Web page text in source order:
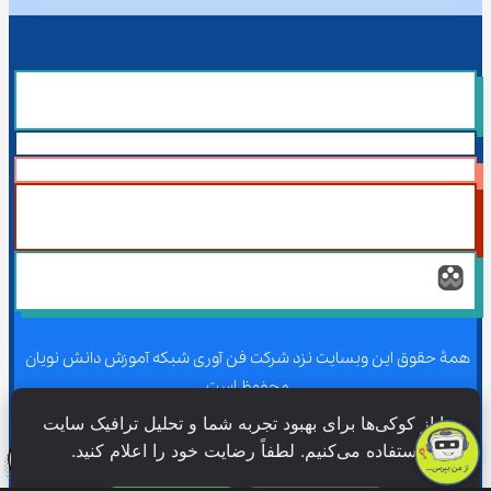
همۀ حقوق این وبسایت نزد شرکت فن آوری شبکه آموزش دانش نویان
محفوظ است.
همۀ حقوق این وبسایت نزد شرکت فن آوری شبکه آموزش دانش نویان
ما از کوکی‌ها برای بهبود تجربه شما و تحلیل ترافیک سایت
استفاده می‌کنیم. لطفاً رضایت خود را اعلام کنید.